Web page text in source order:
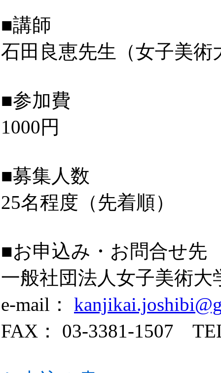
■講師
石田良恵先生（女子美術
■参加費
1000円
■募集人数
25名程度（先着順）
■お申込み・お問合せ先
一般社団法人女子美術
e-mail：
FAX： 03-3381-1507